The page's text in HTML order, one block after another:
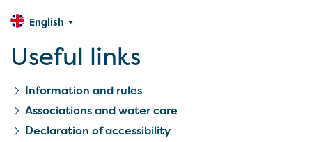
English
Useful links
Information and rules
Associations and water care
Declaration of accessibility